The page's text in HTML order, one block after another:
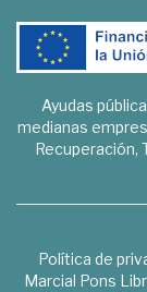
Ayudas
medianas
Recuperación,
Política de
Marcial Pons